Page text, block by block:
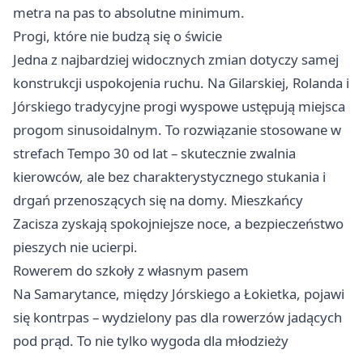
metra na pas to absolutne minimum.
Progi, które nie budzą się o świcie
Jedna z najbardziej widocznych zmian dotyczy samej
konstrukcji uspokojenia ruchu. Na Gilarskiej, Rolanda i
Jórskiego tradycyjne progi wyspowe ustępują miejsca
progom sinusoidalnym. To rozwiązanie stosowane w
strefach Tempo 30 od lat – skutecznie zwalnia
kierowców, ale bez charakterystycznego stukania i
drgań przenoszących się na domy. Mieszkańcy
Zacisza zyskają spokojniejsze noce, a bezpieczeństwo
pieszych nie ucierpi.
Rowerem do szkoły z własnym pasem
Na Samarytance, między Jórskiego a Łokietka, pojawi
się kontrpas – wydzielony pas dla rowerzów jadących
pod prąd. To nie tylko wygoda dla młodzieży